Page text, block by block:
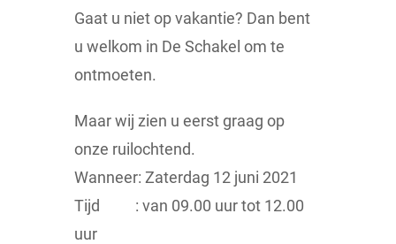
Gaat u niet op vakantie? Dan bent
u welkom in De Schakel om te
ontmoeten.
Maar wij zien u eerst graag op
onze ruilochtend.
Wanneer: Zaterdag 12 juni 2021
Tijd : van 09.00 uur tot 12.00
uur